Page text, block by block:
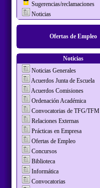
Sugerencias/reclamaciones
Noticias
Ofertas de Empleo
Noticias
Noticias Generales
Acuerdos Junta de Escuela
Acuerdos Comisiones
Ordenación Académica
Convocatorias de TFG/TFM
Relaciones Externas
Prácticas en Empresa
Ofertas de Empleo
Concursos
Biblioteca
Informática
Convocatorias